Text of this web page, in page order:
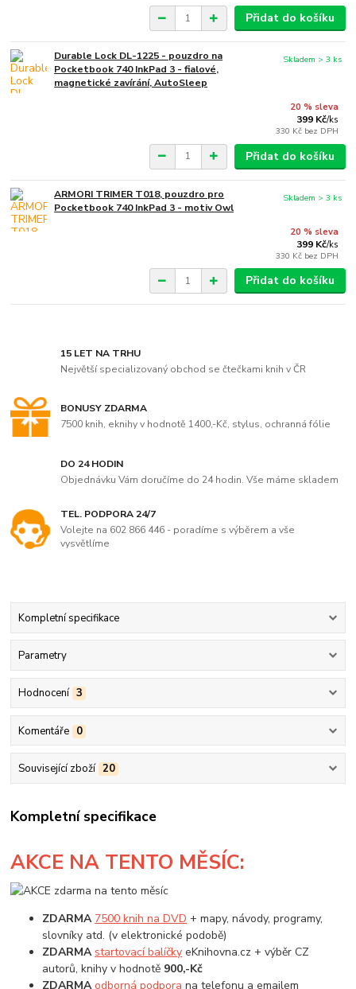
Přidat do košíku
Durable Lock DL-1225 - pouzdro na
Pocketbook 740 InkPad 3 - fialové,
magnetické zavírání, AutoSleep
20 % sleva
399 Kč/ks
330 Kč bez DPH
Skladem > 3 ks
Přidat do košíku
ARMORI TRIMER T018, pouzdro pro
Pocketbook 740 InkPad 3 - motiv Owl
20 % sleva
399 Kč/ks
330 Kč bez DPH
Skladem > 3 ks
Přidat do košíku
15 LET NA TRHU
Největší specializovaný obchod se čtečkami knih v ČR
BONUSY ZDARMA
7500 knih, eknihy v hodnotě 1400,-Kč, stylus, ochranná fólie
DO 24 HODIN
Objednávku Vám doručíme do 24 hodin. Vše máme skladem
TEL. PODPORA 24/7
Volejte na 602 866 446 - poradíme s výběrem a vše
vysvětlíme
Kompletní specifikace
Parametry
Hodnocení 3
Komentáře 0
Související zboží 20
Kompletní specifikace
AKCE NA TENTO MĚSÍC:
ZDARMA 7500 knih na DVD + mapy, návody, programy,
slovníky atd. (v elektronické podobě)
ZDARMA startovací balíčky eKnihovna.cz + výběr CZ
autorů, knihy v hodnotě 900,-Kč
ZDARMA odborná podpora na telefonu a emailem